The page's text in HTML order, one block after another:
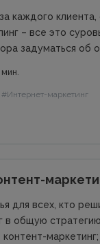
каждого клиента,
– все это
задуматься об
аналогичных
мин.
#Интернет-маркетинг
для всех, кто
общую стратегию